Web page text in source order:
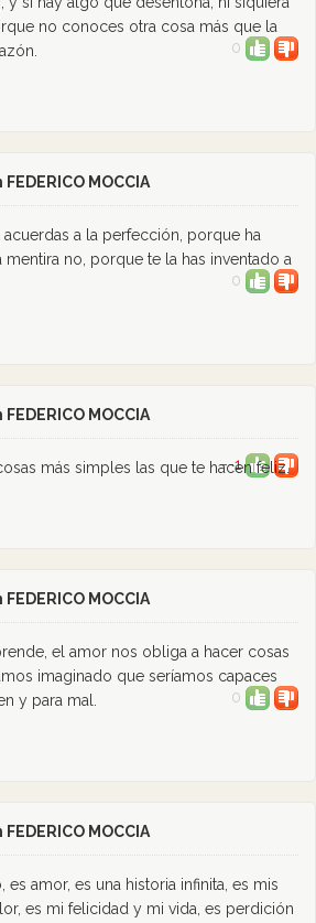
no conoces otra cosa más que la
0
FEDERICO MOCCIA
acuerdas a la perfección, porque ha
no, porque te la has inventado a
0
FEDERICO MOCCIA
más simples las que te hacen feliz.
--1
FEDERICO MOCCIA
el amor nos obliga a hacer cosas
imaginado que seríamos capaces
y para mal.
0
FEDERICO MOCCIA
es amor, es una historia infinita, es mis
es mi felicidad y mi vida, es perdición